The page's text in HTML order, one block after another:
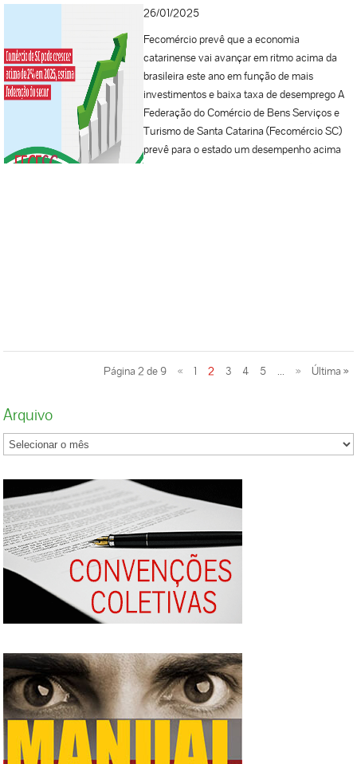
26/01/2025
Fecomércio prevê que a economia
catarinense vai avançar em ritmo acima da
brasileira este ano em função de mais
investimentos e baixa taxa de desemprego A
Federação do Comércio de Bens Serviços e
Turismo de Santa Catarina (Fecomércio SC)
prevê para o estado um desempenho acima
2024, destaca o presidente da federação,
Hélio Dagnoni. Esse mesmo levantamento
até novembro. Um pouco abaixo da média
nacional, que avançou 5% no mesmo período.
No varejo ampliado, que inclui veículos,
materiais de construção e atacado, SC
cresceu mais, avançou 7,7% até novembro e o
Brasil, 4,4%. Para a economista da
Fecomércio SC, Edilene Cavalcanti, um dos
diferenciais que devem ajudar a impulsionar o
comércio de SC é o mercado de trabalho. O
abaixo da nacional. A última apuração do
IBGE (Pnad Contínua Trimestral) apurou que
a desocupação em SC está em 2,8%. Para
ela, a expectativa é de que o emprego seguirá
alto em SC. De acordo com o último Boletim
Focus, que apura projeções de instituições
Página 2 de 9 « 1 2 3 4 5 ... » Última »
Arquivo